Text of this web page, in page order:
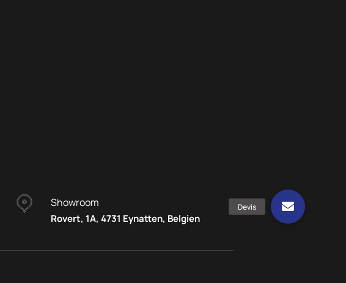
Showroom
Rovert, 1A, 4731 Eynatten, Belgien